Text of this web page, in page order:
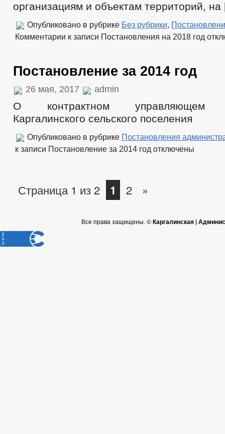
организациям и объектам территорий,
Опубликовано в рубрике Без рубрики,
Комментарии к записи Постановления на 2018 год
Постановление за 2014 год
26 мая, 2017 admin
О контрактном управляющем
Каргалинского сельского поселения
Опубликовано в рубрике Постановления
к записи Постановление за 2014 год отключены
Страница 1 из 2 1 2 »
Все права защищены. ©Каргалинская |